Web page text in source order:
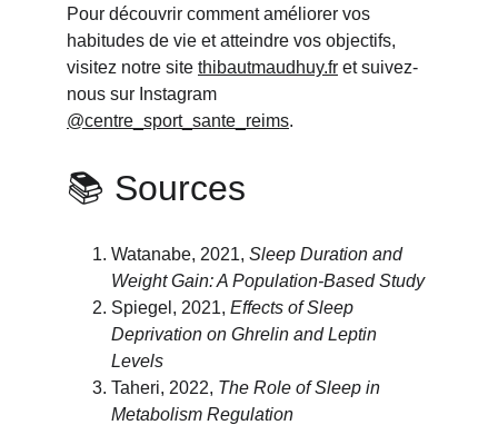
Pour découvrir comment améliorer vos
habitudes de vie et atteindre vos objectifs,
visitez notre site thibautmaudhuy.fr et suivez-
nous sur Instagram
@centre_sport_sante_reims.
📚 Sources
Watanabe, 2021, Sleep Duration and
Weight Gain: A Population-Based Study
Spiegel, 2021, Effects of Sleep
Deprivation on Ghrelin and Leptin
Levels
Taheri, 2022, The Role of Sleep in
Metabolism Regulation